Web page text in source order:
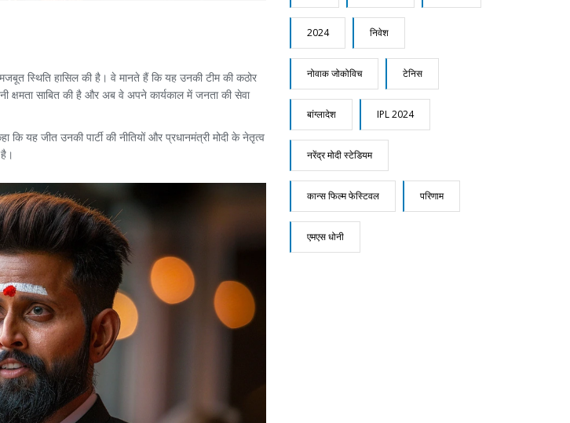
मजबूत स्थिति हासिल की है। वे मानते हैं कि यह उनकी टीम की कठोर
क्षमता साबित की है और अब वे अपने कार्यकाल में जनता की सेवा
यह जीत उनकी पार्टी की नीतियों और प्रधानमंत्री मोदी के नेतृत्व
2024 निवेश
नोवाक जोकोविच टेनिस
बांग्लादेश IPL 2024
नरेंद्र मोदी स्टेडियम
कान्स फिल्म फेस्टिवल परिणाम
एमएस धोनी